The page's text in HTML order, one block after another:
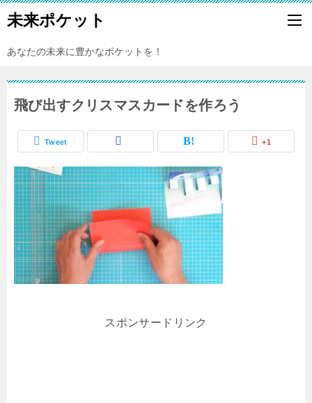
未来ポケット
あなたの未来に豊かなポケットを！
飛び出すクリスマスカードを作ろう
Tweet +1
スポンサードリンク